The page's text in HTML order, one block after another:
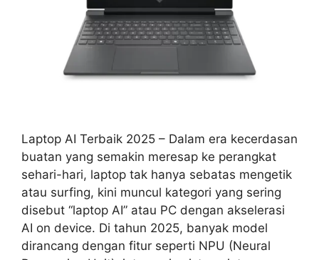
Laptop AI Terbaik 2025 – Dalam era kecerdasan
buatan yang semakin meresap ke perangkat
sehari-hari, laptop tak hanya sebatas mengetik
atau surfing, kini muncul kategori yang sering
disebut “laptop AI” atau PC dengan akselerasi
AI on device. Di tahun 2025, banyak model
dirancang dengan fitur seperti NPU (Neural